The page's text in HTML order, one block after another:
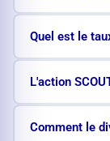
Quel est le
L'action
Comment le